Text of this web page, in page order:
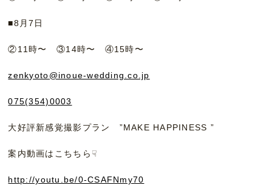
■8月7日
②11時〜 ③14時〜 ④15時〜
zenkyoto@inoue-wedding.co.jp
075(354)0003
大好評新感覚撮影プラン ”MAKE HAPPINESS ”
案内動画はこちちら☟
http://youtu.be/0-CSAFNmy70